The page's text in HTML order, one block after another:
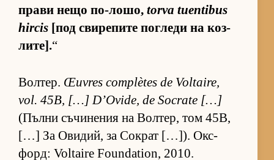
прави нещо по-ло­шо, torva tuentibus
hircis [под сви­ре­пите пог­леди на коз­
ли­те].“
Вол­тер. Œuvres complètes de Voltaire,
vol. 45B, […] D’Ovide, de Socrate […]
(Пълни съ­чи­не­ния на Вол­тер, том 45B,
[…] За Ови­дий, за Сок­рат […]). Ок­с­
форд: Voltaire Foundation, 2010.